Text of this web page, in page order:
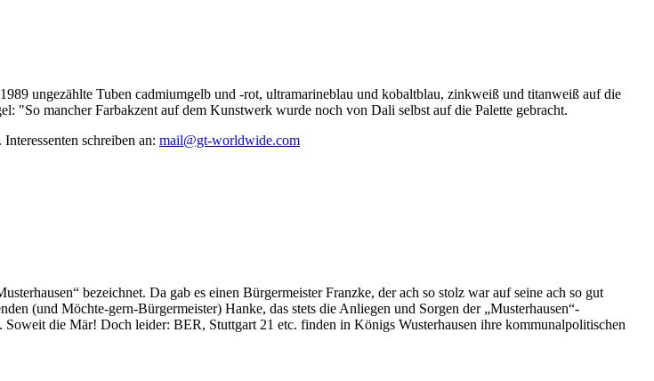
ungezählte Tuben cadmiumgelb und -rot, ultramarineblau und kobaltblau, zinkweiß und titanweiß auf die
"So mancher Farbakzent auf dem Kunstwerk wurde noch von Dali selbst auf die Palette gebracht.
schreiben an: mail@gt-worldwide.com
bezeichnet. Da gab es einen Bürgermeister Franzke, der ach so stolz war auf seine ach so gut
(und Möchte-gern-Bürgermeister) Hanke, das stets die Anliegen und Sorgen der „Musterhausen“-
die Mär! Doch leider: BER, Stuttgart 21 etc. finden in Königs Wusterhausen ihre kommunalpolitischen